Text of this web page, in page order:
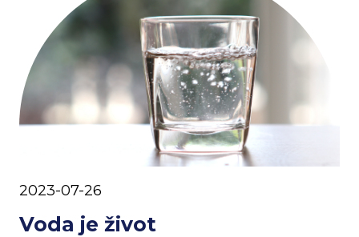
2023-07-26
Voda je život